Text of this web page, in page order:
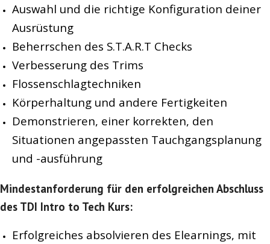
Auswahl und die richtige Konfiguration deiner
Ausrüstung
Beherrschen des S.T.A.R.T Checks
Verbesserung des Trims
Flossenschlagtechniken
Körperhaltung und andere Fertigkeiten
Demonstrieren, einer korrekten, den
Situationen angepassten Tauchgangsplanung
und -ausführung
Mindestanforderung für den erfolgreichen Abschluss
des TDI Intro to Tech Kurs:
Erfolgreiches absolvieren des Elearnings, mit